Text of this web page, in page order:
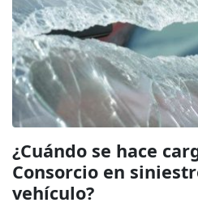
¿Cuándo se hace
Consorcio en
vehículo?